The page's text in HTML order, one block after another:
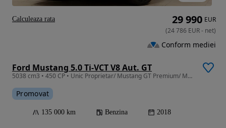
Ford Mustang 5.0 Ti-VCT V8 Aut. GT
5038 cm3 • 450 CP • Unic Proprietar/ Mustang GT Premium/ Model Europa/Performance Pack
Promovat
135 000 km Benzina 2018
29 990 EUR
(24 786 EUR- net)
Conform mediei
Calculeaza rata